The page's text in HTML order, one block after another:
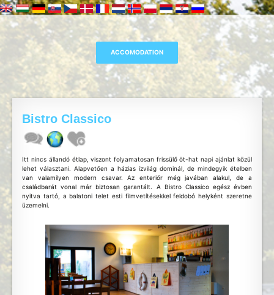
Bistro Classico
Itt nincs állandó étlap, viszont folyamatosan frissülő öt-hat napi ajánlat közül
lehet választani. Alapvetően a házias ízvilág dominál, de mindegyik ételben
van valamilyen modern csavar. Az enteriőr még javában alakul, de a
családbarát vonal már biztosan garantált. A Bistro Classico egész évben
nyitva tartó, a balatoni telet esti filmvetítésekkel feldobó helyként szeretne
üzemelni.